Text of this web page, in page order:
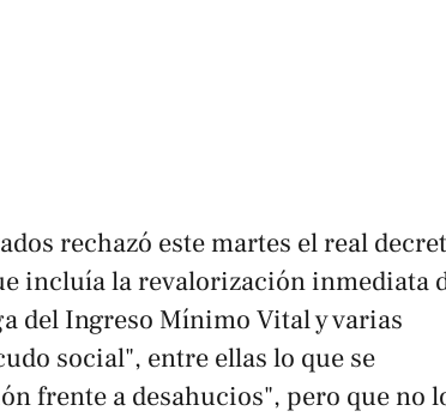
rechazó este martes el real
incluía la revalorización inmediata
del Ingreso Mínimo Vital y varias
social", entre ellas lo que se
frente a desahucios", pero que no